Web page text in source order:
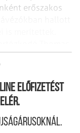
erőszakos
előfizetést